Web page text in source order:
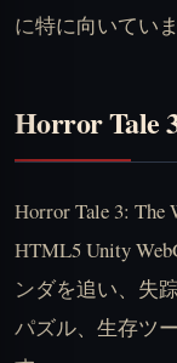
に特に向いていま
Horror Tale
Horror Tale 3: The
HTML5 Unity
ンダを追い、失
パズル、生存ツ